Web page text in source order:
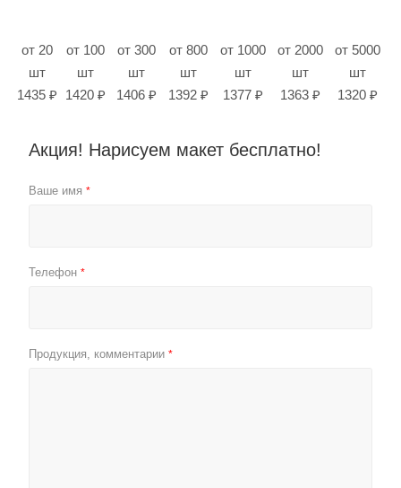
от 20
шт
1435 ₽
от 100
шт
1420 ₽
от 300
шт
1406 ₽
от 800
шт
1392 ₽
от 1000
шт
1377 ₽
от 2000
шт
1363 ₽
от 5000
шт
1320 ₽
Акция! Нарисуем макет бесплатно!
Ваше имя *
Телефон *
Продукция, комментарии *